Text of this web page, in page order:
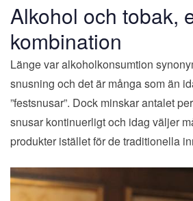
Alkohol och tobak,
kombination
Länge var alkoholkonsumtion
snusning och det är många som än
”festsnusar”. Dock minskar antalet
snusar kontinuerligt och idag väljer
produkter istället för de traditionella